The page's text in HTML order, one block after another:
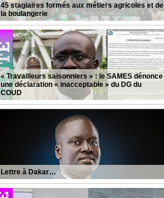
45 stagiaires formés aux métiers agricoles et de
la boulangerie
« Travailleurs saisonniers » : le SAMES dénonce
une déclaration « inacceptable » du DG du
COUD
Lettre à Dakar…